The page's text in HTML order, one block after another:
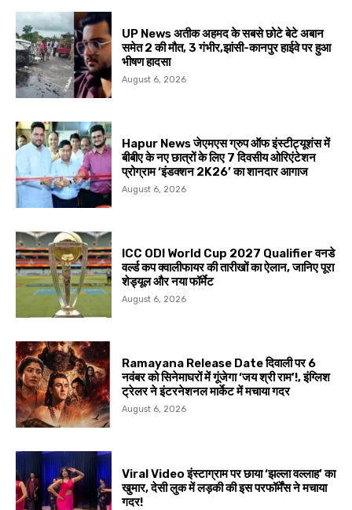
UP News अतीक अहमद के सबसे छोटे बेटे अबान
समेत 2 की मौत, 3 गंभीर,झांसी-कानपुर हाईवे पर हुआ
भीषण हादसा
August 6, 2026
Hapur News जेएमएस ग्रुप ऑफ इंस्टीट्यूशंस में
बीबीए के नए छात्रों के लिए 7 दिवसीय ओरिएंटेशन
प्रोग्राम ‘इंडक्शन 2K26’ का शानदार आगाज
August 6, 2026
ICC ODI World Cup 2027 Qualifier वनडे
वर्ल्ड कप क्वालीफायर की तारीखों का ऐलान, जानिए पूरा
शेड्यूल और नया फॉर्मेट
August 6, 2026
Ramayana Release Date दिवाली पर 6
नवंबर को सिनेमाघरों में गूंजेगा ‘जय श्री राम’!, इंग्लिश
ट्रेलर ने इंटरनेशनल मार्केट में मचाया गदर
August 6, 2026
Viral Video इंस्टाग्राम पर छाया ‘झल्ला वल्लाह’ का
खुमार, देसी लुक में लड़की की इस परफॉर्मेंस ने मचाया
गदर!